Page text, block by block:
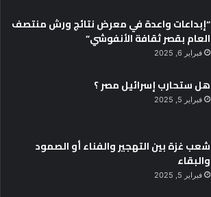
“إبداعات واعدة في معرض نتائج ورش منتصف
العام بقصر ثقافة الأنفوشي”
فبراير 6, 2025
هل ستحارب إسرائيل مصر ؟
فبراير 5, 2025
شعب غزة بين التهجير والفناء أو الصمود
والبقاء
فبراير 5, 2025